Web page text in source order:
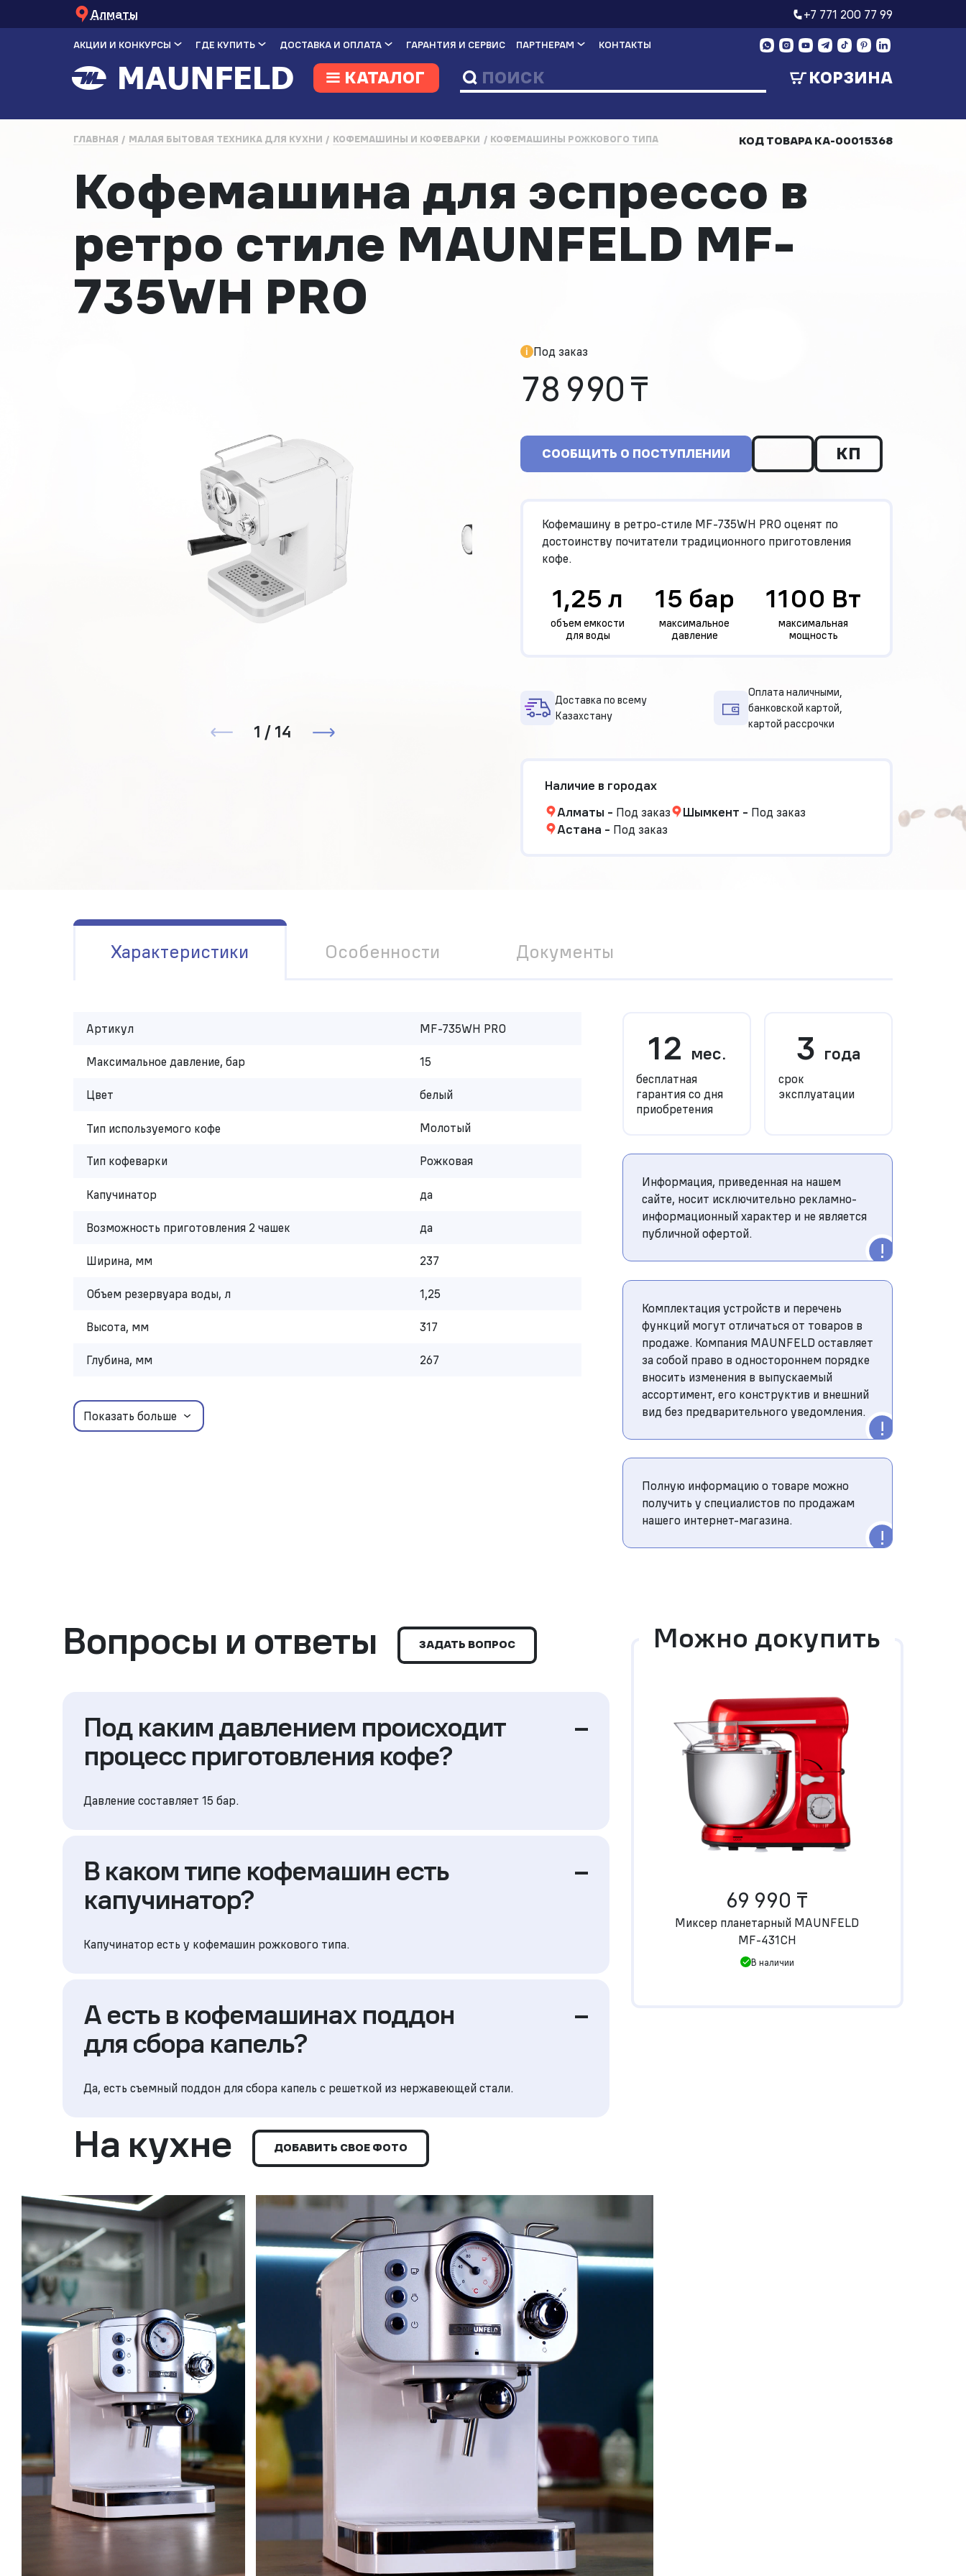
Алматы +7 771 200 77 99
АКЦИИ И КОНКУРСЫ ГДЕ КУПИТЬ ДОСТАВКА И ОПЛАТА ГАРАНТИЯ И СЕРВИС ПАРТНЕРАМ КОНТАКТЫ
КАТАЛОГ КОРЗИНА
ГЛАВНАЯ МАЛАЯ БЫТОВАЯ ТЕХНИКА ДЛЯ КУХНИ КОФЕМАШИНЫ И КОФЕВАРКИ КОФЕМАШИНЫ РОЖКОВОГО ТИПА КОД ТОВАРА КА-00015368
Кофемашина для эспрессо в
ретро стиле MAUNFELD MF-
735WH PRO
1 / 14
Под заказ
78 990 ₸
СООБЩИТЬ О ПОСТУПЛЕНИИ КП
Кофемашину в ретро-стиле MF-735WH PRO оценят по
достоинству почитатели традиционного приготовления
кофе.
1,25 л
объем емкости
для воды
15 бар
максимальное
давление
1100 Вт
максимальная
мощность
Доставка по всему
Казахстану
Оплата наличными,
банковской картой,
картой рассрочки
Наличие в городах
Алматы - Под заказ Шымкент - Под заказ
Астана - Под заказ
Характеристики Особенности Документы
Артикул MF-735WH PRO
Максимальное давление, бар 15
Цвет белый
Тип используемого кофе Молотый
Тип кофеварки Рожковая
Капучинатор да
Возможность приготовления 2 чашек да
Ширина, мм 237
Объем резервуара воды, л 1,25
Высота, мм 317
Глубина, мм 267
Показать больше
12 мес.
бесплатная
гарантия со дня
приобретения
3 года
срок
эксплуатации
Информация, приведенная на нашем
сайте, носит исключительно рекламно-
информационный характер и не является
публичной офертой.
Комплектация устройств и перечень
функций могут отличаться от товаров в
продаже. Компания MAUNFELD оставляет
за собой право в одностороннем порядке
вносить изменения в выпускаемый
ассортимент, его конструктив и внешний
вид без предварительного уведомления.
Полную информацию о товаре можно
получить у специалистов по продажам
нашего интернет-магазина.
Вопросы и ответы ЗАДАТЬ ВОПРОС
Под каким давлением происходит
процесс приготовления кофе?
–
Давление составляет 15 бар.
В каком типе кофемашин есть
капучинатор?
–
Капучинатор есть у кофемашин рожкового типа.
А есть в кофемашинах поддон
для сбора капель?
–
Да, есть съемный поддон для сбора капель с решеткой из нержавеющей стали.
Можно докупить
69 990 ₸
Миксер планетарный MAUNFELD
MF-431CH
В наличии
На кухне ДОБАВИТЬ СВОЕ ФОТО